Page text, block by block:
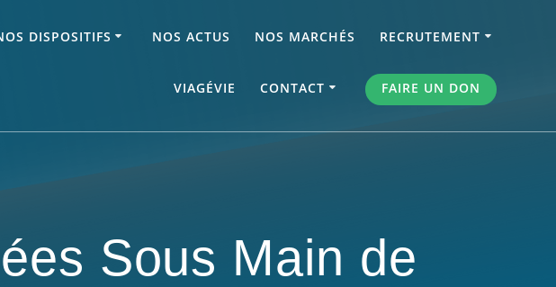
DISPOSITIFS NOS ACTUS NOS MARCHÉS RECRUTEMENT
VIAGÉVIE CONTACT FAIRE UN DON
Sous Main de